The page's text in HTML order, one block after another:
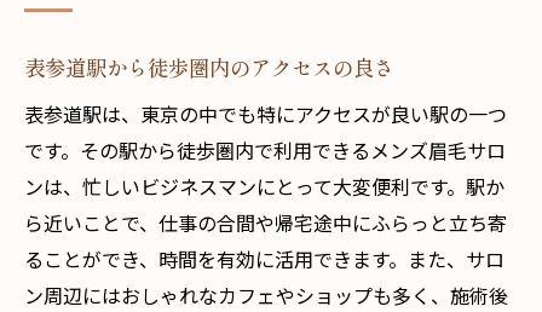
表参道駅から徒歩圏内のアクセスの良さ
表参道駅は、東京の中でも特にアクセスが良い駅の一つ
です。その駅から徒歩圏内で利用できるメンズ眉毛サロ
ンは、忙しいビジネスマンにとって大変便利です。駅か
ら近いことで、仕事の合間や帰宅途中にふらっと立ち寄
ることができ、時間を有効に活用できます。また、サロ
ン周辺にはおしゃれなカフェやショップも多く、施術後